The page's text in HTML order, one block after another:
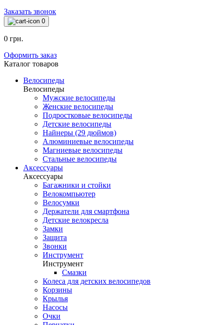
Заказать звонок
0
0 грн.
Оформить заказ
Каталог товаров
Велосипеды
Велосипеды
Мужские велосипеды
Женские велосипеды
Подростковые велосипеды
Детские велосипеды
Найнеры (29 дюймов)
Алюминиевые велосипеды
Магниевые велосипеды
Стальные велосипеды
Аксессуары
Аксессуары
Багажники и стойки
Велокомпьютер
Велосумки
Держатели для смартфона
Детские велокресла
Замки
Защита
Звонки
Инструмент
Инструмент
Смазки
Колеса для детских велосипедов
Корзины
Крылья
Насосы
Очки